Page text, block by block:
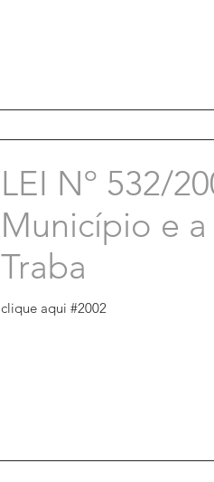
LEI Nº 532/
Município e
Traba
clique aqui #2002